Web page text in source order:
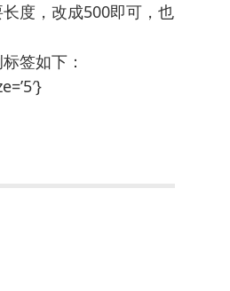
度，改成500即可，也
签如下：